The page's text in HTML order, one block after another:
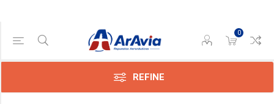
0
REFINE
Gama de precios
Min:$